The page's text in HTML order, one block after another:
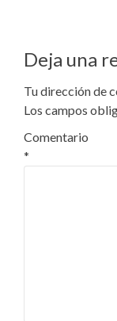
Deja una
Tu dirección de
Los campos
Comentario
*